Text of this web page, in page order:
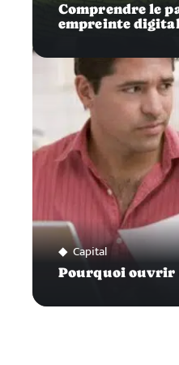
Comprendre le
empreinte
Capital
Pourquoi ouvrir